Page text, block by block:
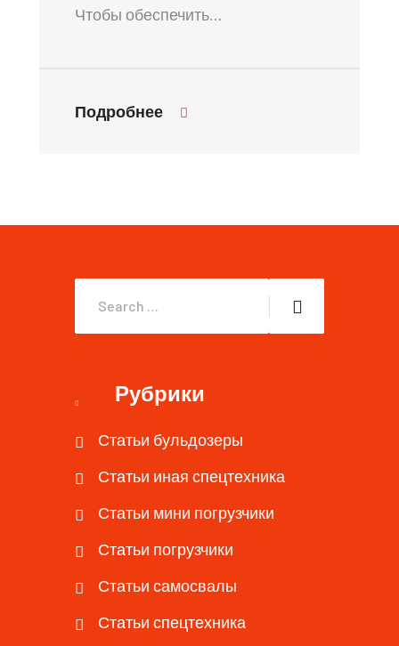
Чтобы обеспечить…
Подробнее
Рубрики
Статьи бульдозеры
Статьи иная спецтехника
Статьи мини погрузчики
Статьи погрузчики
Статьи самосвалы
Статьи спецтехника